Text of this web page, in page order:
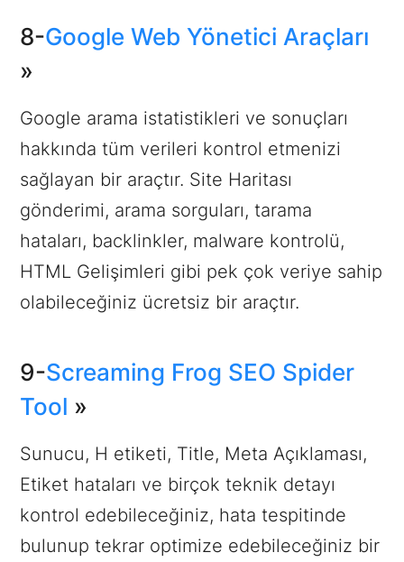
8-Google Web Yönetici Araçları
»
Google arama istatistikleri ve sonuçları
hakkında tüm verileri kontrol etmenizi
sağlayan bir araçtır. Site Haritası
gönderimi, arama sorguları, tarama
hataları, backlinkler, malware kontrolü,
HTML Gelişimleri gibi pek çok veriye sahip
olabileceğiniz ücretsiz bir araçtır.
9-Screaming Frog SEO Spider
Tool »
Sunucu, H etiketi, Title, Meta Açıklaması,
Etiket hataları ve birçok teknik detayı
kontrol edebileceğiniz, hata tespitinde
bulunup tekrar optimize edebileceğiniz bir